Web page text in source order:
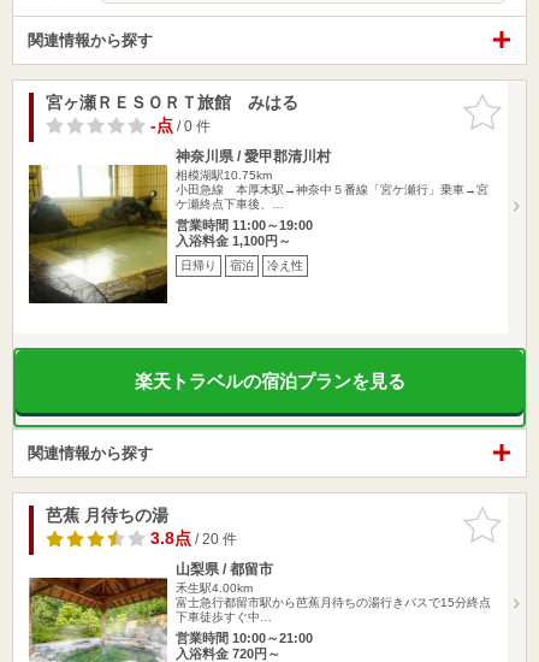
関連情報から探す
お気に入
りに追加
宮ヶ瀬ＲＥＳＯＲＴ旅館 みはる
-点/ 0 件
神奈川県 / 愛甲郡清川村
相模湖駅10.75km
小田急線 本厚木駅→神奈中５番線「宮ケ瀬行」乗車→宮
ケ瀬終点下車後、…
営業時間 11:00～19:00
入浴料金 1,100円～
日帰り 宿泊 冷え性
楽天トラベルの宿泊プランを見る
関連情報から探す
お気に入
りに追加
芭蕉 月待ちの湯
3.8点/ 20 件
山梨県 / 都留市
禾生駅4.00km
富士急行都留市駅から芭蕉月待ちの湯行きバスで15分終点
下車徒歩すぐ中…
営業時間 10:00～21:00
入浴料金 720円～